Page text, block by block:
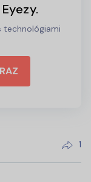
technológiami
1